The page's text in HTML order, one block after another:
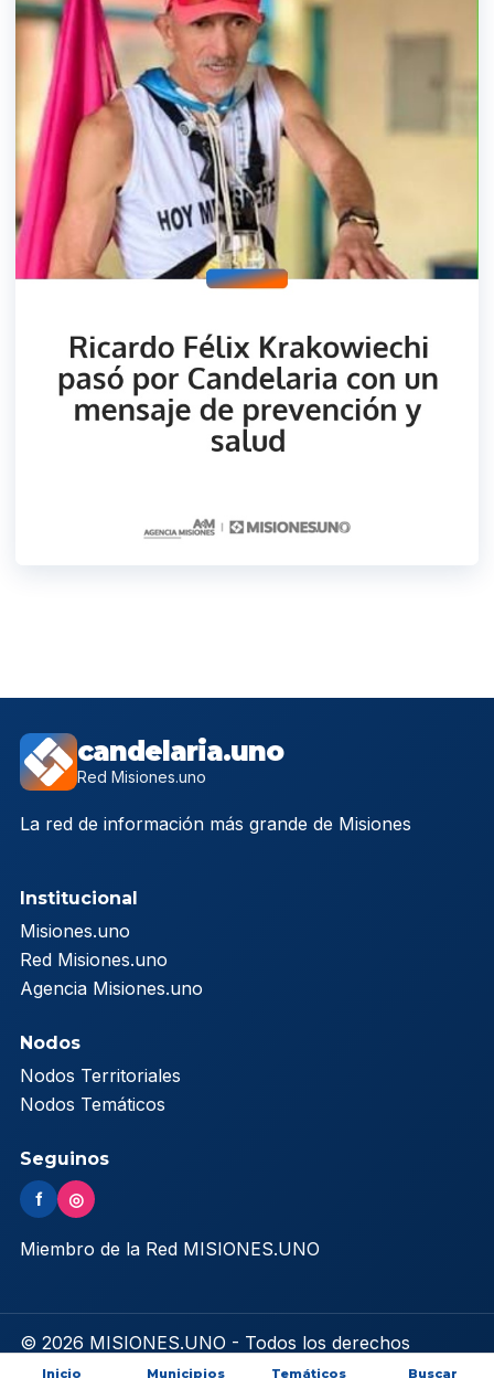
candelaria.uno
Red Misiones.uno
La red de información más grande de Misiones
Institucional
Misiones.uno
Red Misiones.uno
Agencia Misiones.uno
Nodos
Nodos Territoriales
Nodos Temáticos
Seguinos
f ◎
Miembro de la Red MISIONES.UNO
© 2026 MISIONES.UNO - Todos los derechos
reservados
Inicio Municipios Temáticos Buscar